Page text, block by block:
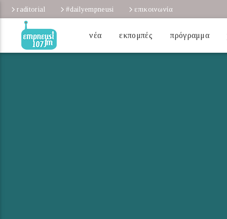
raditorial #dailyempneusi επικοινωνία
νέα εκπομπές πρόγραμμα